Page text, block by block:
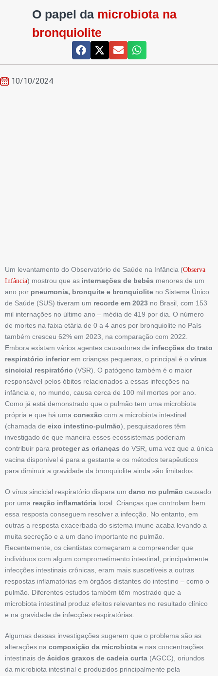
O papel da microbiota na
bronquiolite
10/10/2024
Um levantamento do Observatório de Saúde na Infância (Observa
Infância) mostrou que as internações de bebês menores de um
ano por pneumonia, bronquite e bronquiolite no Sistema Único
de Saúde (SUS) tiveram um recorde em 2023 no Brasil, com 153
mil internações no último ano – média de 419 por dia. O número
de mortes na ­faixa etária de 0 a 4 anos por bronquiolite no País
também cresceu 62% em 2023, na comparação com 2022.
Embora existam vários agentes causadores de infecções do trato
respiratório inferiorem crianças pequenas, o principal é o vírus
sincicial respiratório (VSR). O patógeno também é o maior
responsável pelos óbitos relacionados a essas infecções na
infância e, no mundo, causa cerca de 100 mil mortes por ano.
Como já está demonstrado que o pulmão tem uma microbiota
própria e que há uma conexão com a microbiota intestinal
(chamada de eixo intestino-pulmão), pesquisadores têm
investigado de que maneira esses ecossistemas poderiam
contribuir para proteger as crianças do VSR, uma vez que a única
vacina disponível é para a gestante e os métodos terapêuticos
para diminuir a gravidade da bronquiolite ainda são limitados.
O vírus sincicial respiratório dispara um dano no pulmão causado
por uma reação inflamatória local. Crianças que controlam bem
essa resposta conseguem resolver a infecção. No entanto, em
outras a resposta exacerbada do sistema imune acaba levando a
muita secreção e a um dano importante no pulmão.
Recentemente, os cientistas começaram a compreender que
indivíduos com algum comprometimento intestinal, principalmente
infecções intestinais crônicas, eram mais suscetíveis a outras
respostas inflamatórias em órgãos distantes do intestino – como o
pulmão. Diferentes estudos também têm mostrado que a
microbiota intestinal produz efeitos relevantes no resultado clínico
e na gravidade de infecções respiratórias.
Algumas dessas investigações sugerem que o problema são as
alterações na composição da microbiota e nas concentrações
intestinais de ácidos graxos de cadeia curta (AGCC), oriundos
da microbiota intestinal e produzidos principalmente pela